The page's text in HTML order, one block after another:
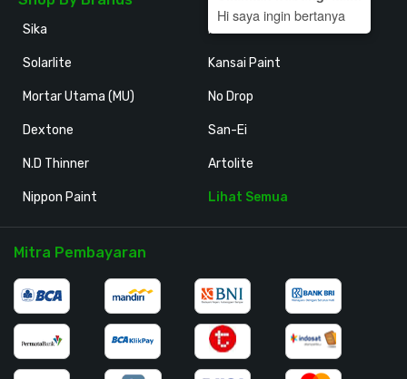
Sika
Solarlite
Mortar Utama (MU)
Dextone
N.D Thinner
Nippon Paint
Holodeck
Kansai Paint
No Drop
San-Ei
Artolite
Lihat Semua
Mitra Pembayaran
Hi saya ingin bertanya